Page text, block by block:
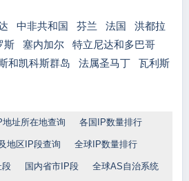
中非共和国 芬兰 法国
洪都拉
斯 塞内加尔
特立尼达和多巴哥
和凯科斯群岛 法属圣马丁
瓦利斯
地址所在地查询 各国IP数量排行
地区IP段查询 全球IP数量排行
段 国内省市IP段 全球AS自治系统